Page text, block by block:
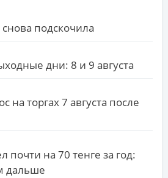
подскочила
дни: 8 и 9 августа
на торгах 7 августа после
на 70 тенге за год:
дальше